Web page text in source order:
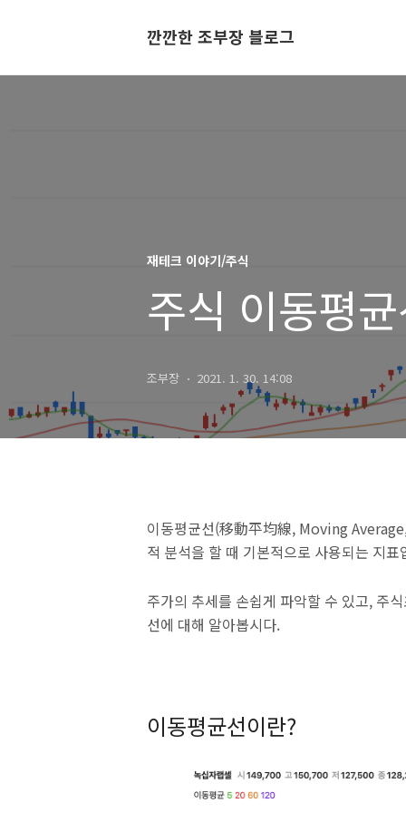
깐깐한 조부장 블로그
재테크 이야기/주식
주식 이동평
조부장 2021. 1. 30. 14:08
이동평균선(移動平均線, Moving
적 분석을 할 때 기본적으로 사용되는 지
주가의 추세를 손쉽게 파악할 수 있고, 주
선에 대해 알아봅시다.
이동평균선이란?